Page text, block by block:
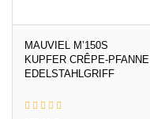
MAUVIEL M’150S
KUPFER CRÊPE-PFANNE
EDELSTAHLGRIFF